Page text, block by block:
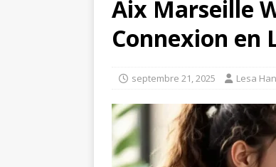
Aix Marseille
Connexion en
septembre 21, 2025 Lesa